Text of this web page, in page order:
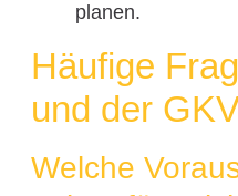
planen.
Häufige
und der
Welche